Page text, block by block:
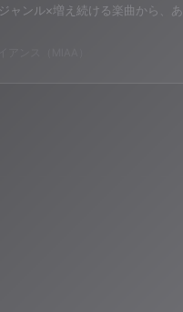
ャンル×増え続ける楽曲から、
アンス（MIAA）